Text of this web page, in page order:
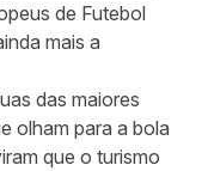
de Futebol
mais a
das maiores
olham para a bola
que o turismo